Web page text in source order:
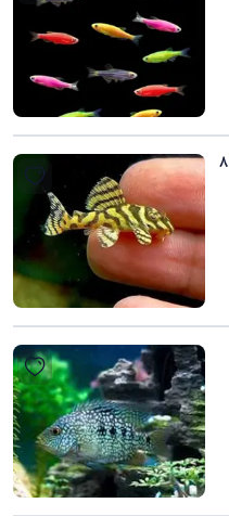
ماهی زینتی پلکو گرین فانتوم سایز 7 تا 8